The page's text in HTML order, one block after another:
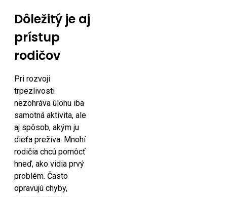
Dôležitý je aj
prístup
rodičov
Pri rozvoji
trpezlivosti
nezohráva úlohu iba
samotná aktivita, ale
aj spôsob, akým ju
dieťa prežíva. Mnohí
rodičia chcú pomôcť
hneď, ako vidia prvý
problém. Často
opravujú chyby,